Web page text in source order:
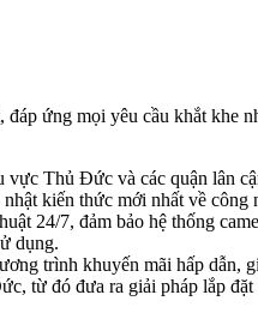
ứng mọi yêu cầu khắt khe
vực Thủ Đức và các quận lân
kiến thức mới nhất về công
24/7, đảm bảo hệ thống
dụng.
trình khuyến mãi hấp dẫn,
từ đó đưa ra giải pháp lắp đặt